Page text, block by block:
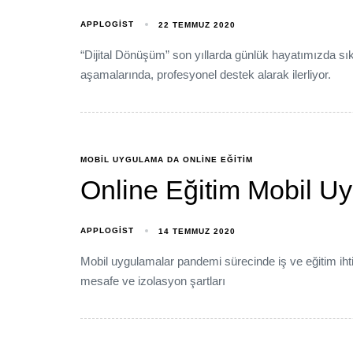
APPLOGIST 22 TEMMUZ 2020
“Dijital Dönüşüm” son yıllarda günlük hayatımızda
aşamalarında, profesyonel destek alarak ilerliyor.
MOBIL UYGULAMA DA ONLINE EĞITIM
Online Eğitim Mobil
APPLOGIST 14 TEMMUZ 2020
Mobil uygulamalar pandemi sürecinde iş ve eğitim
mesafe ve izolasyon şartları